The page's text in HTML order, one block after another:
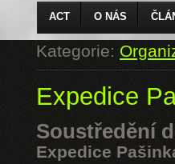
ACT O NÁS
Kategorie:
Expedice
Soustředění
Expedice